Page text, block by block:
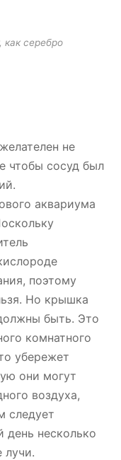
как серебро
не
чтобы сосуд был
аквариума
поэтому
Но крышка
быть. Это
комнатного
убережет
они могут
воздуха,
следует
день несколько
лучи.